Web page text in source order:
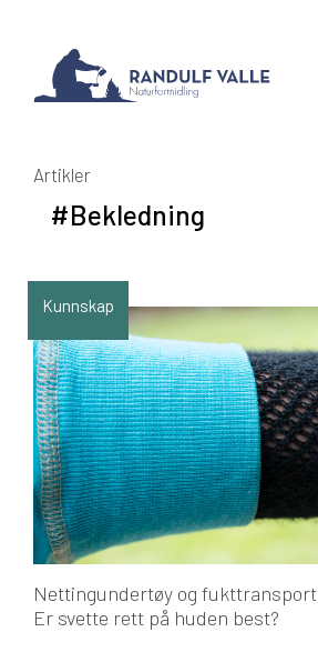
Artikler
#Bekledning
Kunnskap
Nettingundertøy og fukttransport
Er svette rett på huden best?